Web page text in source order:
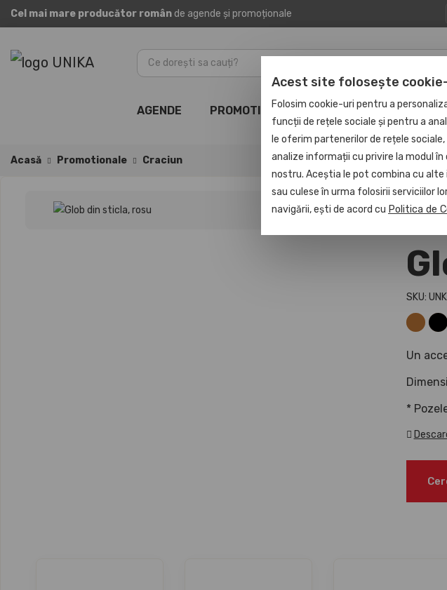
Cel mai mare producător român de agende și promoționale
AGENDE PROMOTIONALE HAPP:EN
Acasă Promotionale Craciun
SKU:
Un
*
Acest site folosește
Folosim cookie-uri pentru a
funcții de rețele sociale și pentru a
le oferim partenerilor de rețele
analize informații cu privire la modul
nostru. Aceștia le pot combina cu
sau culese în urma folosirii serviciilor
navigării, ești de acord cu Politica de